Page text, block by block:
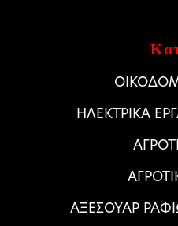
HΛΕΚΤΡΙΚΑ
ΑΞΕΣΟΥΑΡ